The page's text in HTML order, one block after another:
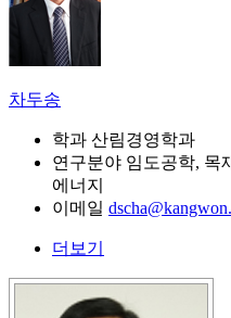
차두송
학과 산림경영학과
연구분야 임도공학, 목
에너지
이메일
더보기